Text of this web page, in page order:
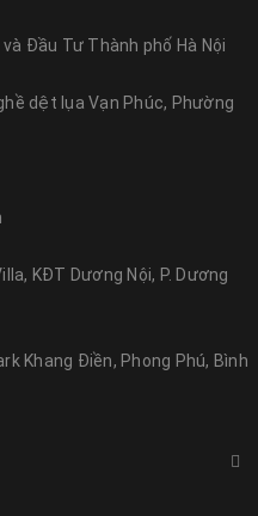
Đầu Tư Thành phố Hà Nội
dệt lụa Vạn Phúc, Phường
KĐT Dương Nội, P. Dương
Khang Điền, Phong Phú, Bình